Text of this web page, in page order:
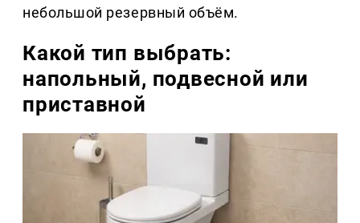
небольшой резервный объём.
Какой тип выбрать:
напольный, подвесной или
приставной